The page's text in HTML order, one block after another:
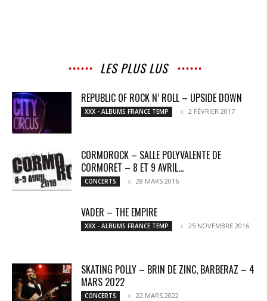
LES PLUS LUS
REPUBLIC OF ROCK N’ ROLL – UPSIDE DOWN
XXX - ALBUMS FRANCE TEMP 2 FÉVRIER 2017
CORMOROCK – SALLE POLYVALENTE DE
CORMORET – 8 ET 9 AVRIL...
CONCERTS 28 MARS 2016
VADER – THE EMPIRE
XXX - ALBUMS FRANCE TEMP 25 NOVEMBRE 2016
SKATING POLLY – BRIN DE ZINC, BARBERAZ – 4
MARS 2022
CONCERTS 22 MARS 2022